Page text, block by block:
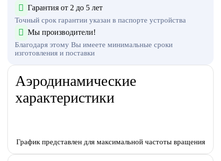
Гарантия от 2 до 5 лет
Точный срок гарантии указан в паспорте устройства
Мы производители!
Благодаря этому Вы имеете минимальные сроки
изготовления и поставки
Аэродинамические
характеристики
График представлен для максимальной частоты вращения